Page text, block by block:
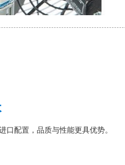
配置，品质与性能更具优势。